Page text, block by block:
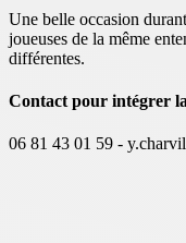
Une belle occasion
joueuses de la même
différentes.
Contact pour intégrer
06 81 43 01 59 -